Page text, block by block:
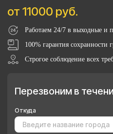
от 11000 руб.
Работаем 24/7 в выходные и
100% гарантия сохранности
Строгое соблюдение всех
Перезвоним в
Откуда